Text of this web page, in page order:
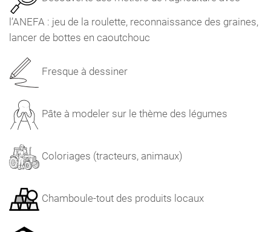
l’ANEFA : jeu de la roulette, reconnaissance des graines,
lancer de bottes en caoutchouc
Fresque à dessiner
Pâte à modeler sur le thème des légumes
Coloriages (tracteurs, animaux)
Chamboule-tout des produits locaux